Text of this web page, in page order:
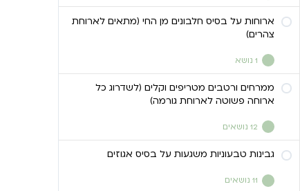
קציצות/פשטידת קינואה חלומיות
חביתת חומוס וקמח עדשים מהממת!
ספגטי בלונז סויה
מוקפץ סיני מתוק- מתכון ילדות שאני כל
ארוחות על בסיס חלבונים מן החי (מתאים לארוחת
צהרים)
1 נושא
? דג סלומון מושלם! מתכון בטוח וממכר! ?
ממרחים ורטבים מטריפים וקלים (לשדרוג כל
ארוחה פשוטה לארוחת גורמה)
12 נושאים
פסטו פיסטוקים-מתכון מנצח!
ממרח פלפלים מושלם! מתכון קל ומנצח!!!
גבינות טבעוניות משגעות על בסיס אגוזים
11 נושאים